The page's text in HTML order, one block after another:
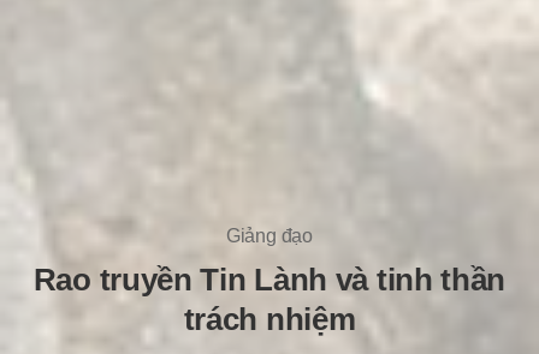
Giảng đạo
Rao truyền Tin Lành và tinh thần
trách nhiệm